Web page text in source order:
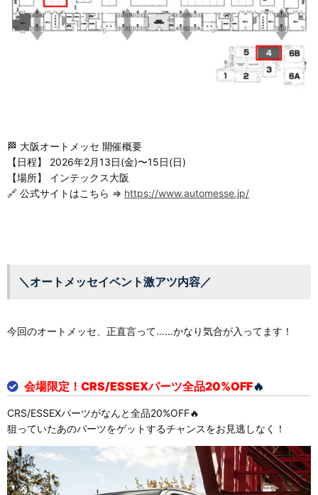
🏁 大阪オートメッセ 開催概要
【日程】 2026年2月13日(金)〜15日(日)
【場所】 インテックス大阪
🔗 公式サイトはこちら ⇒ https://www.automesse.jp/
＼オートメッセイベント激アツ内容／
今回のオートメッセ、正直言って……かなり気合が入ってます！
会場限定！CRS/ESSEXパーツ全品20%OFF🔥
CRS/ESSEXパーツがなんと全品20%OFF🔥
狙っていたあのパーツをゲットするチャンスをお見逃しなく！